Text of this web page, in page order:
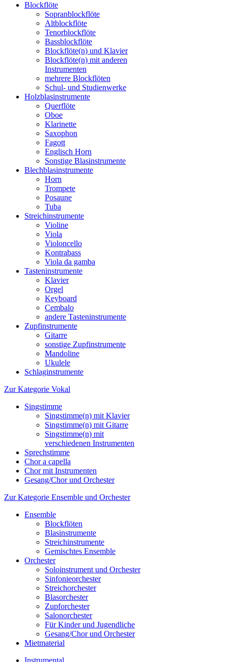
Blockflöte
Sopranblockflöte
Altblockflöte
Tenorblockflöte
Bassblockflöte
Blockflöte(n) und Klavier
Blockflöte(n) mit anderen
Instrumenten
mehrere Blockflöten
Schul- und Studienwerke
Holzblasinstrumente
Querflöte
Oboe
Klarinette
Saxophon
Fagott
Englisch Horn
Sonstige Blasinstrumente
Blechblasinstrumente
Horn
Trompete
Posaune
Tuba
Streichinstrumente
Violine
Viola
Violoncello
Kontrabass
Viola da gamba
Tasteninstrumente
Klavier
Orgel
Keyboard
Cembalo
andere Tasteninstrumente
Zupfinstrumente
Gitarre
sonstige Zupfinstrumente
Mandoline
Ukulele
Schlaginstrumente
Zur Kategorie Vokal
Singstimme
Singstimme(n) mit Klavier
Singstimme(n) mit Gitarre
Singstimme(n) mit
verschiedenen Instrumenten
Sprechstimme
Chor a capella
Chor mit Instrumenten
Gesang/Chor und Orchester
Zur Kategorie Ensemble und Orchester
Ensemble
Blockflöten
Blasinstrumente
Streichinstrumente
Gemischtes Ensemble
Orchester
Soloinstrument und Orchester
Sinfonieorchester
Streichorchester
Blasorchester
Zupforchester
Salonorchester
Für Kinder und Jugendliche
Gesang/Chor und Orchester
Mietmaterial
Instrumental